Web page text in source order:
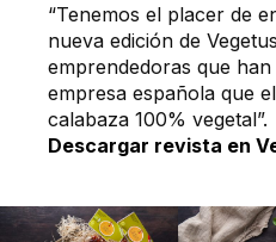
“Tenemos el placer de
nueva edición de
emprendedoras que
empresa española que
calabaza 100% vegetal”.
Descargar revista en